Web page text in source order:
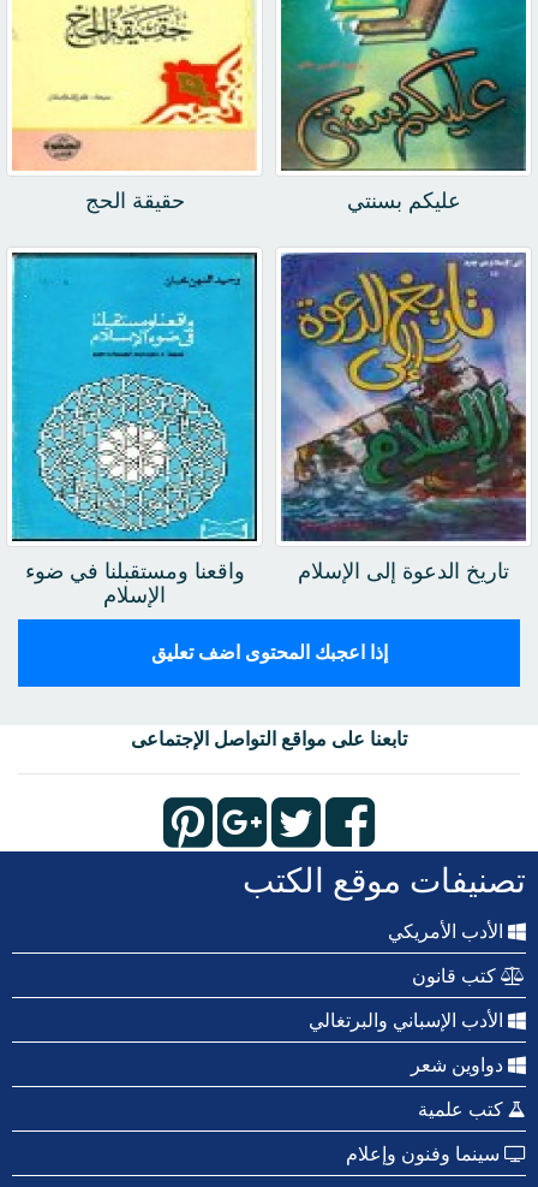
عليكم بسنتي حقيقة الحج
تاريخ الدعوة إلى الإسلام
واقعنا ومستقبلنا في ضوء
الإسلام
إذا اعجبك المحتوى اضف تعليق
تابعنا على مواقع التواصل الإجتماعى
تصنيفات موقع الكتب
الأدب الأمريكي
كتب قانون
الأدب الإسباني والبرتغالي
دواوين شعر
كتب علمية
سينما وفنون وإعلام